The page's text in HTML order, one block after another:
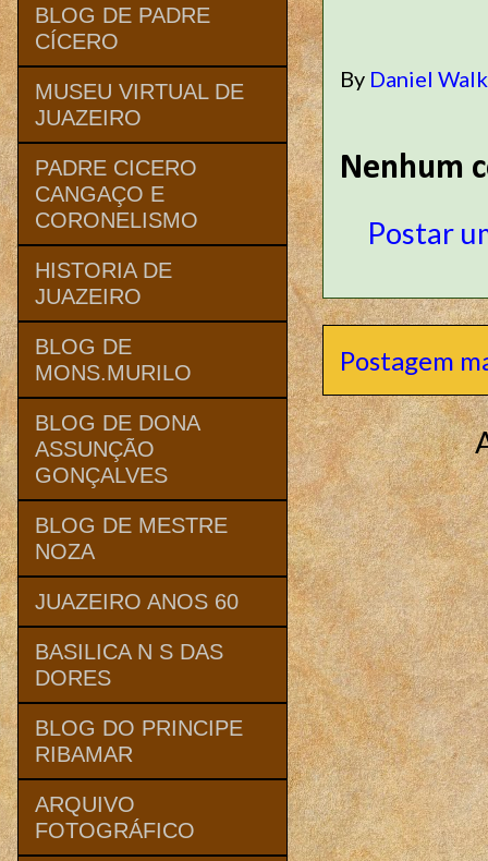
By Daniel
Nenhum
Postar
Postagem
BLOG DE PADRE
CÍCERO
MUSEU VIRTUAL DE
JUAZEIRO
PADRE CICERO
CANGAÇO E
CORONELISMO
HISTORIA DE
JUAZEIRO
BLOG DE
MONS.MURILO
BLOG DE DONA
ASSUNÇÃO
GONÇALVES
BLOG DE MESTRE
NOZA
JUAZEIRO ANOS 60
BASILICA N S DAS
DORES
BLOG DO PRINCIPE
RIBAMAR
ARQUIVO
FOTOGRÁFICO